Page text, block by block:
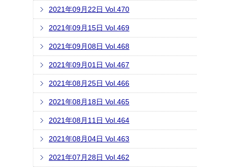
2021年09月22日 Vol.470
2021年09月15日 Vol.469
2021年09月08日 Vol.468
2021年09月01日 Vol.467
2021年08月25日 Vol.466
2021年08月18日 Vol.465
2021年08月11日 Vol.464
2021年08月04日 Vol.463
2021年07月28日 Vol.462